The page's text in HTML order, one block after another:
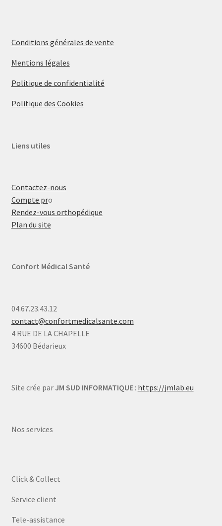
Conditions générales de vente
Mentions légales
Politique de confidentialité
Politique des Cookies
Liens utiles
Contactez-nous
Compte pro
Rendez-vous orthopédique
Plan du site
Confort Médical Santé
04.67.23.43.12
contact@confortmedicalsante.com
4 RUE DE LA CHAPELLE
34600 Bédarieux
Site crée par JM SUD INFORMATIQUE: https://jmlab.eu
Nos services
Click & Collect
Service client
Tele-assistance